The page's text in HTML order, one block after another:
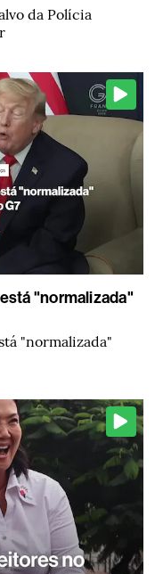
da Polícia
"normalizada"
"normalizada"